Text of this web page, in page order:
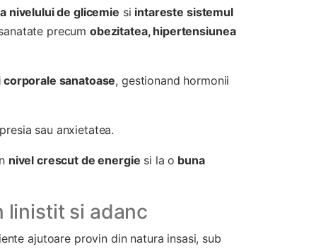
nivelului de glicemie si intareste sistemul
precum obezitatea, hipertensiunea
sanatoase, gestionand hormonii
sau anxietatea.
nivel crescut de energie si la o buna
linistit si adanc
ajutoare provin din natura insasi, sub